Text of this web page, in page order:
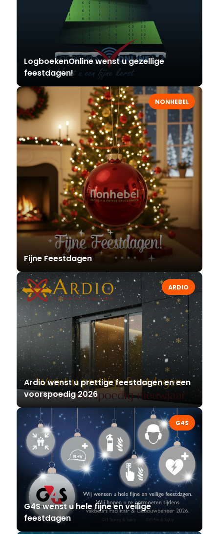
LogboekenOnline wenst u gezellige
feestdagen!
NONHEBEL
Fijne Feestdagen
ARDIO
Ardio wenst u prettige feestdagen en een
voorspoedig 2026
G4S
G4S wenst u hele fijne en veilige
feestdagen